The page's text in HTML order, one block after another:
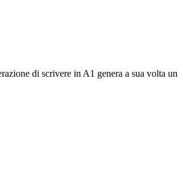
di scrivere in A1 genera a sua volta un